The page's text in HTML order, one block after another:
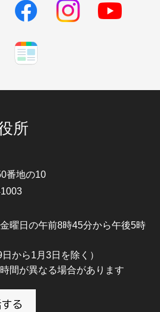
所
番地の10
曜日の午前8時45分から午後5時
から1月3日を除く）
間が異なる場合があります